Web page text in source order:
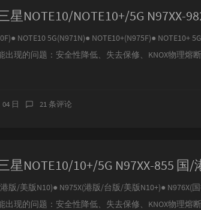
NOTE10 5G(N971N)● NOTE10+(N975F)● NOTE10+
出现的问题：安全性降低、失去保修、KNOX物理熔
日 21 条评论
版/美版N10)● N975X(港版/台版/美版N10+)● N976X(
出现的问题：安全性降低、失去保修、KNOX物理熔